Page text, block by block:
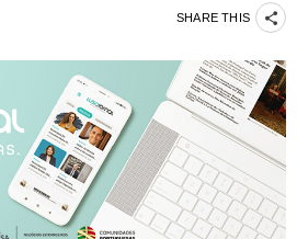
SHARE THIS